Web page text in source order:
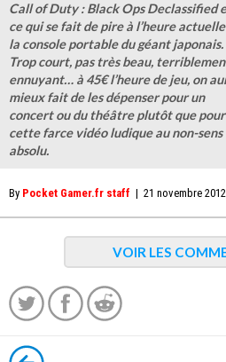
Call of Duty : Black Ops Declassified
ce qui se fait de pire à l’heure
la console portable du géant japonais.
Trop court, pas très beau,
ennuyant… à 45€ l’heure de jeu, on
mieux fait de les dépenser pour un
concert ou du théâtre plutôt que pour
cette farce vidéo ludique au non-sens
absolu.
By Pocket Gamer.fr staff | 21 novembre 2012
VOIR LES